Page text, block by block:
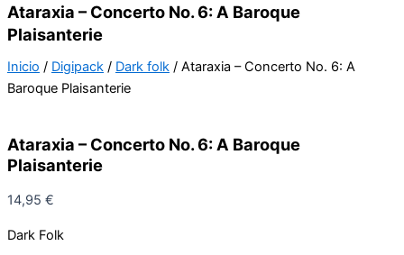
Ataraxia – Concerto No. 6: A Baroque
Plaisanterie
Inicio / Digipack / Dark folk / Ataraxia – Concerto No. 6: A
Baroque Plaisanterie
Ataraxia – Concerto No. 6: A Baroque
Plaisanterie
14,95 €
Dark Folk